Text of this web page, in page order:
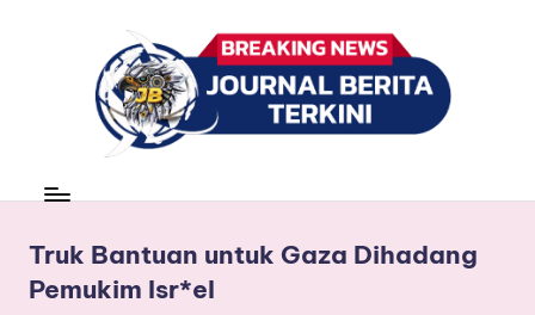
r
n
news
Truk Bantuan untuk Gaza Dihadang
Pemukim Isr*el